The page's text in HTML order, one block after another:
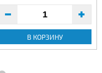
В КОРЗИНУ